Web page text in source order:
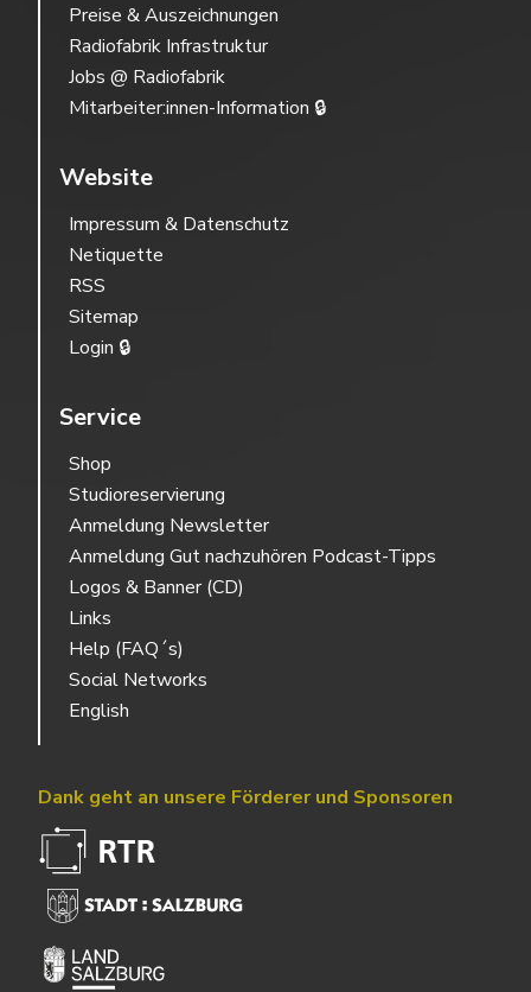
Preise & Auszeichnungen
Radiofabrik Infrastruktur
Jobs @ Radiofabrik
Mitarbeiter:innen-Information 🔒
Website
Impressum & Datenschutz
Netiquette
RSS
Sitemap
Login 🔒
Service
Shop
Studioreservierung
Anmeldung Newsletter
Anmeldung Gut nachzuhören Podcast-Tipps
Logos & Banner (CD)
Links
Help (FAQ´s)
Social Networks
English
Dank geht an unsere Förderer und Sponsoren